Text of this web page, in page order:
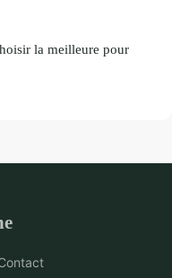
la meilleure pour